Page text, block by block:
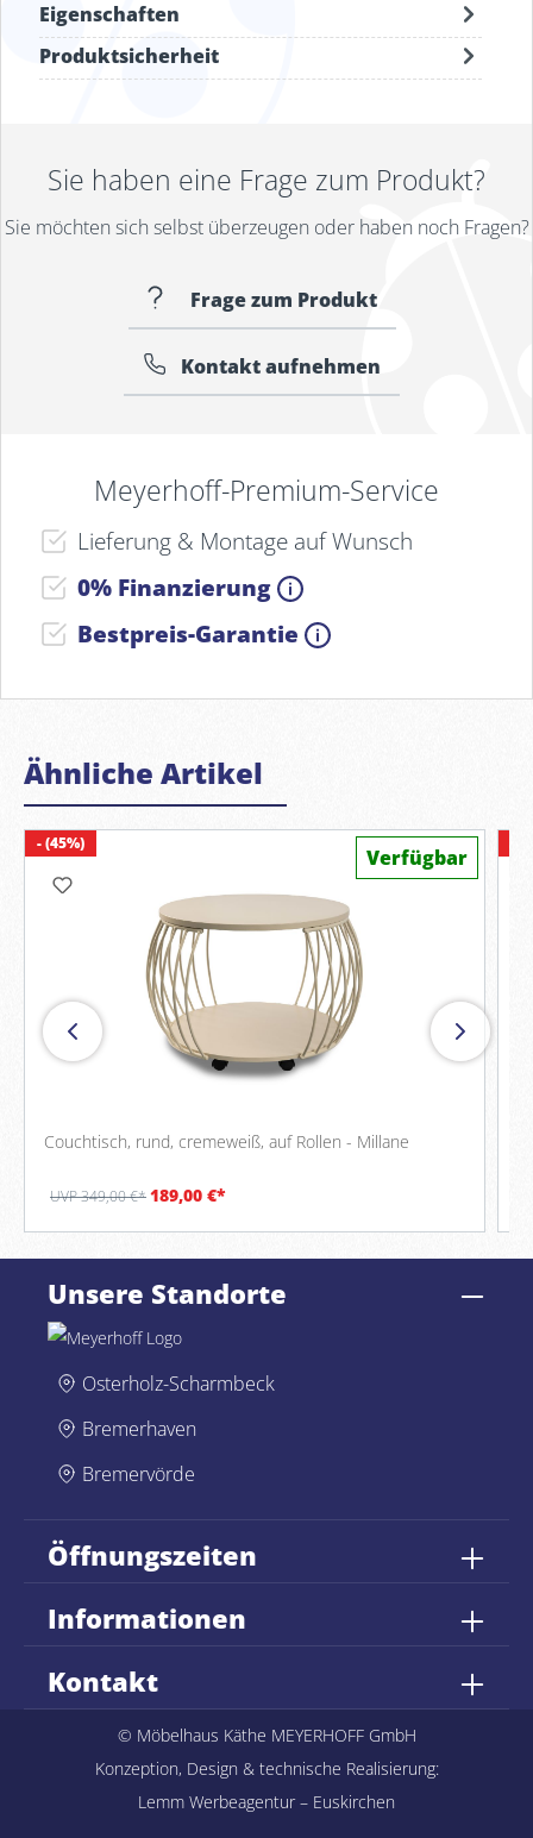
Eigenschaften
Produktsicherheit
Sie haben eine Frage zum Produkt?
Sie möchten sich selbst überzeugen oder haben noch Fragen?
Frage zum Produkt
Kontakt aufnehmen
Meyerhoff-Premium-Service
Lieferung & Montage auf Wunsch
0% Finanzierung
Bestpreis-Garantie
Ähnliche Artikel
- (45%)
Couchtisch, rund, cremeweiß, auf Rollen - Millane
UVP 349,00 €*189,00 €*
Verfügbar
Unsere Standorte
Osterholz-Scharmbeck
Bremerhaven
Bremervörde
Öffnungszeiten
Kontakt
Informationen
© Möbelhaus Käthe MEYERHOFF GmbH
Konzeption, Design & technische Realisierung:
Lemm Werbeagentur – Euskirchen